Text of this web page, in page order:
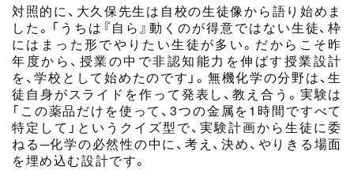
対照的に、大久保先生は自校の生徒像から語り始めま
した。「うちは『自ら』動くのが得意ではない生徒、枠
にはまった形でやりたい生徒が多い。だからこそ昨
年度から、授業の中で非認知能力を伸ばす授業設計
を、学校として始めたのです」。無機化学の分野は、生
徒自身がスライドを作って発表し、教え合う。実験は
「この薬品だけを使って、3つの金属を1時間ですべて
特定して」というクイズ型で、実験計画から生徒に委
ねる─化学の必然性の中に、考え、決め、やりきる場面
を埋め込む設計です。